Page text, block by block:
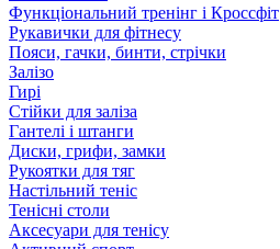
Функціональний тренінг і Кроссфіт
Рукавички для фітнесу
Пояси, гачки, бинти, стрічки
Залізо
Гирі
Стійки для заліза
Гантелі і штанги
Диски, грифи, замки
Рукоятки для тяг
Настільний теніс
Тенісні столи
Аксесуари для тенісу